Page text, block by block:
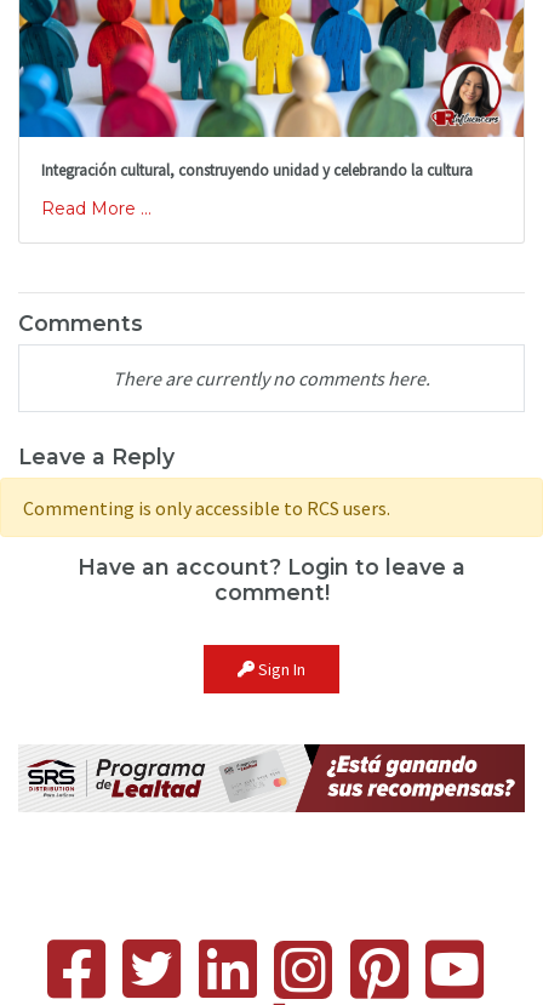
Integración cultural, construyendo unidad y celebrando la cultura
Read More ...
Comments
There are currently no comments here.
Leave a Reply
Commenting is only accessible to RCS users.
Have an account? Login to leave a
comment!
Sign In